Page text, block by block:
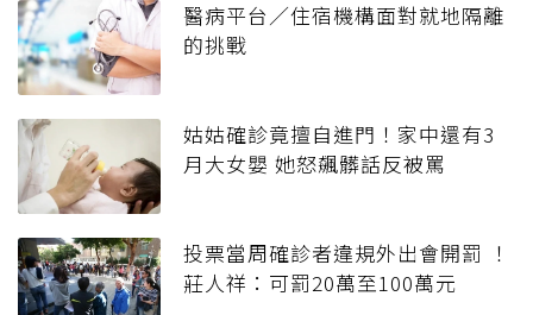
醫病平台／住宿機構面對就地隔離
的挑戰
姑姑確診竟擅自進門！家中還有3
月大女嬰 她怒飆髒話反被罵
投票當周確診者違規外出會開罰 ！
莊人祥：可罰20萬至100萬元